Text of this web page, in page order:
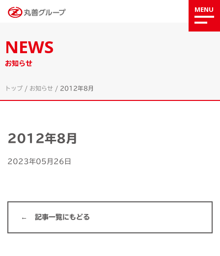
MENU
NEWS
お知らせ
トップ / お知らせ / 2012年8月
2012年8月
2023年05月26日
記事一覧にもどる